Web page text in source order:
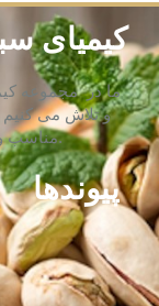
کیمیای
ما در مجموعه
و تلاش می کنیم
مناسب و منطقی به بازارهای داخلی و خارجی عرضه کنیم.
پیوندها